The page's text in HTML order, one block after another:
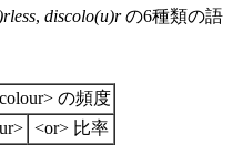
, discolo(u)rの6種類の語
の頻度
<or> 比率